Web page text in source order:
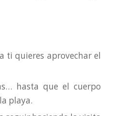
ti quieres aprovechar el
hasta que el cuerpo
playa.